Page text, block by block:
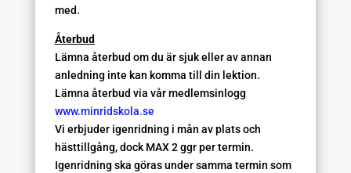
med.
Återbud
Lämna återbud om du är sjuk eller av annan
anledning inte kan komma till din lektion.
Lämna återbud via vår medlemsinlogg
www.minridskola.se
Vi erbjuder igenridning i mån av plats och
hästtillgång, dock MAX 2 ggr per termin.
Igenridning ska göras under samma termin som